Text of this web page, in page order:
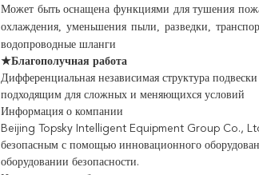
Может быть оснащена функциями для тушения
охлаждения, уменьшения пыли, разведки,
водопроводные шланги
★Благополучная работа
Дифференциальная независимая структура
подходящим для сложных и меняющихся условий
Информация о компании
Beijing Topsky Intelligent Equipment Group Co.,
безопасным с помощью инновационного
оборудовании безопасности.